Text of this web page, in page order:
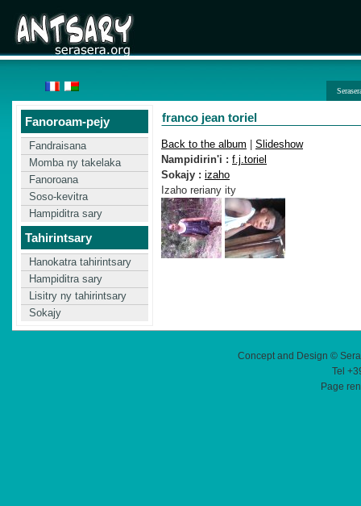
Fanoroam-pejy
Fandraisana
Momba ny takelaka
Fanoroana
Soso-kevitra
Hampiditra sary
Tahirintsary
Hanokatra tahirintsary
Hampiditra sary
Lisitry ny tahirintsary
Sokajy
franco jean toriel
Back to the album
Slideshow
Nampidirin'i : f.j.toriel
Sokajy : izaho
Izaho reriany ity
Concept and Design ©
Tel
Page